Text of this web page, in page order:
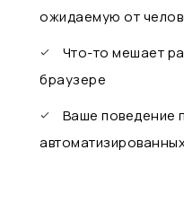
ожидаемую от
Что-то мешает
браузере
Ваше поведение